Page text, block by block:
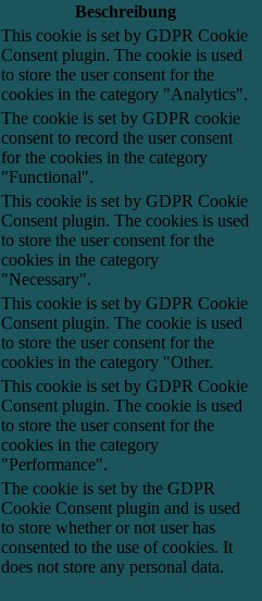
Beschreibung
This cookie is set by GDPR Cookie
Consent plugin. The cookie is used
to store the user consent for the
cookies in the category "Analytics".
The cookie is set by GDPR cookie
consent to record the user consent
for the cookies in the category
"Functional".
This cookie is set by GDPR Cookie
Consent plugin. The cookies is used
to store the user consent for the
cookies in the category
"Necessary".
This cookie is set by GDPR Cookie
Consent plugin. The cookie is used
to store the user consent for the
cookies in the category "Other.
This cookie is set by GDPR Cookie
Consent plugin. The cookie is used
to store the user consent for the
cookies in the category
"Performance".
The cookie is set by the GDPR
Cookie Consent plugin and is used
to store whether or not user has
consented to the use of cookies. It
does not store any personal data.